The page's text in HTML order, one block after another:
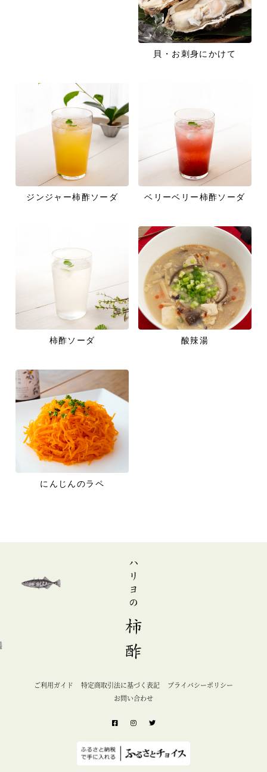
貝・お刺身にかけて
ジンジャー柿酢ソーダ ベリーベリー柿酢ソーダ
柿酢ソーダ 酸辣湯
にんじんのラペ
ご利用ガイド 特定商取引法に基づく表記
プライバシーポリシー
お問い合わせ